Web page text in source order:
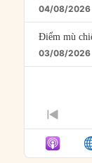
04/08/2026
Điểm mù
03/08/2026